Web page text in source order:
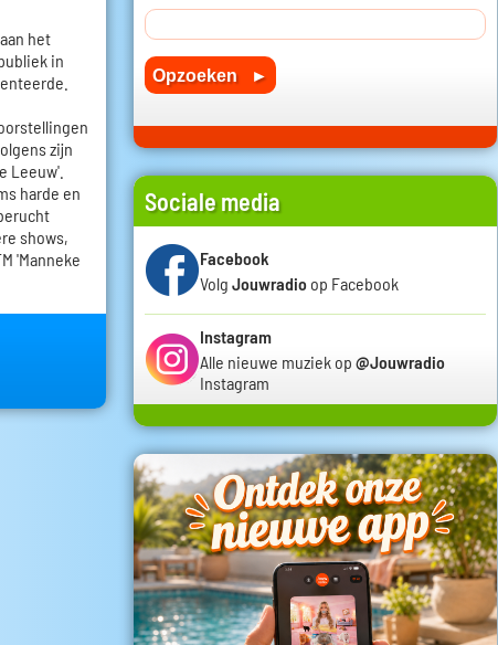
het
in
zijn
Leeuw'.
harde en
shows,
'Manneke
Sociale media
Facebook
Volg Jouwradio op Facebook
Instagram
Alle nieuwe muziek op @Jouwradio
Instagram